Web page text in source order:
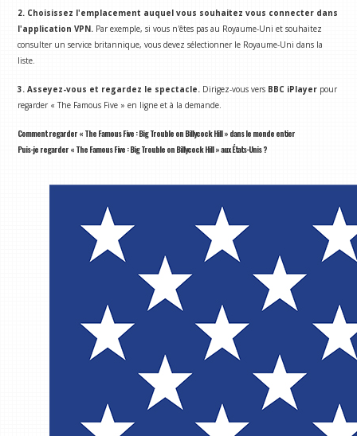
2. Choisissez l'emplacement auquel vous souhaitez vous connecter dans
l'application VPN. Par exemple, si vous n'êtes pas au Royaume-Uni et souhaitez
consulter un service britannique, vous devez sélectionner le Royaume-Uni dans la
liste.
3. Asseyez-vous et regardez le spectacle. Dirigez-vous vers BBC iPlayer pour
regarder « The Famous Five » en ligne et à la demande.
Comment regarder « The Famous Five : Big Trouble on Billycock Hill » dans le monde entier
Puis-je regarder « The Famous Five : Big Trouble on Billycock Hill » aux États-Unis ?